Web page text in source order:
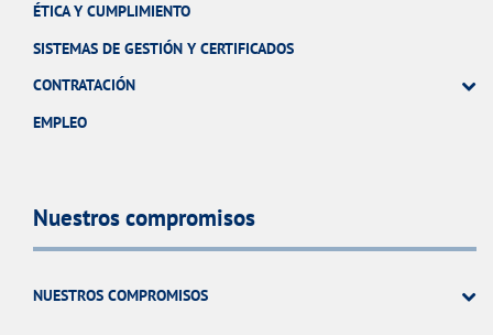
ÉTICA Y CUMPLIMIENTO
SISTEMAS DE GESTIÓN Y CERTIFICADOS
CONTRATACIÓN
EMPLEO
Nuestros compromisos
NUESTROS COMPROMISOS